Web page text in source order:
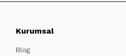
Kurumsal
Blog